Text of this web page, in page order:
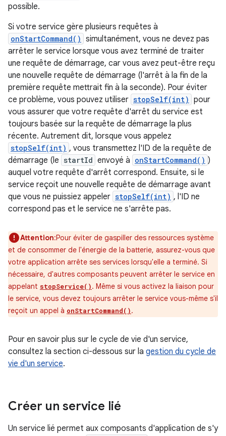
possible.
Si votre service gère plusieurs requêtes à
onStartCommand() simultanément, vous ne devez pas
arrêter le service lorsque vous avez terminé de traiter
une requête de démarrage, car vous avez peut-être reçu
une nouvelle requête de démarrage (l'arrêt à la fin de la
première requête mettrait fin à la seconde). Pour éviter
ce problème, vous pouvez utiliser stopSelf(int) pour
vous assurer que votre requête d'arrêt du service est
toujours basée sur la requête de démarrage la plus
récente. Autrement dit, lorsque vous appelez
stopSelf(int) , vous transmettez l'ID de la requête de
démarrage (le startId envoyé à onStartCommand() )
auquel votre requête d'arrêt correspond. Ensuite, si le
service reçoit une nouvelle requête de démarrage avant
que vous ne puissiez appeler stopSelf(int) , l'ID ne
correspond pas et le service ne s'arrête pas.
Attention:Pour éviter de gaspiller des ressources système
et de consommer de l'énergie de la batterie, assurez-vous que
votre application arrête ses services lorsqu'elle a terminé. Si
nécessaire, d'autres composants peuvent arrêter le service en
appelant stopService(). Même si vous activez la liaison pour
le service, vous devez toujours arrêter le service vous-même s'il
reçoit un appel à onStartCommand().
Pour en savoir plus sur le cycle de vie d'un service,
consultez la section ci-dessous sur la gestion du cycle de
vie d'un service.
Créer un service lié
Un service lié permet aux composants d'application de s'y